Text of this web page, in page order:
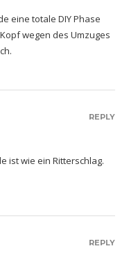
eine totale DIY Phase
wegen des Umzuges
ist wie ein Ritterschlag.
REPLY
REPLY